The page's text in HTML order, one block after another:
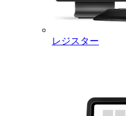
レジスター